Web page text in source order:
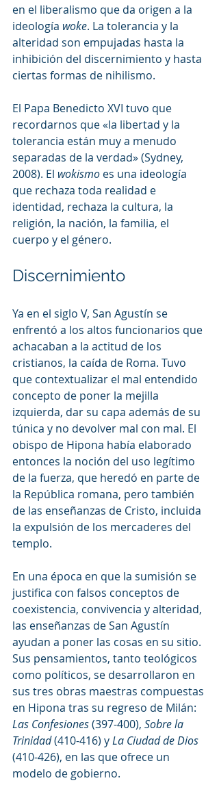
en el liberalismo que da origen a la
ideología woke. La tolerancia y la
alteridad son empujadas hasta la
inhibición del discernimiento y hasta
ciertas formas de nihilismo.
El Papa Benedicto XVI tuvo que
recordarnos que «la libertad y la
tolerancia están muy a menudo
separadas de la verdad» (Sydney,
2008). El wokismo es una ideología
que rechaza toda realidad e
identidad, rechaza la cultura, la
religión, la nación, la familia, el
cuerpo y el género.
Discernimiento
Ya en el siglo V, San Agustín se
enfrentó a los altos funcionarios que
achacaban a la actitud de los
cristianos, la caída de Roma. Tuvo
que contextualizar el mal entendido
concepto de poner la mejilla
izquierda, dar su capa además de su
túnica y no devolver mal con mal. El
obispo de Hipona había elaborado
entonces la noción del uso legítimo
de la fuerza, que heredó en parte de
la República romana, pero también
de las enseñanzas de Cristo, incluida
la expulsión de los mercaderes del
templo.
En una época en que la sumisión se
justifica con falsos conceptos de
coexistencia, convivencia y alteridad,
las enseñanzas de San Agustín
ayudan a poner las cosas en su sitio.
Sus pensamientos, tanto teológicos
como políticos, se desarrollaron en
sus tres obras maestras compuestas
en Hipona tras su regreso de Milán:
Las Confesiones (397-400), Sobre la
Trinidad (410-416) y La Ciudad de Dios
(410-426), en las que ofrece un
modelo de gobierno.